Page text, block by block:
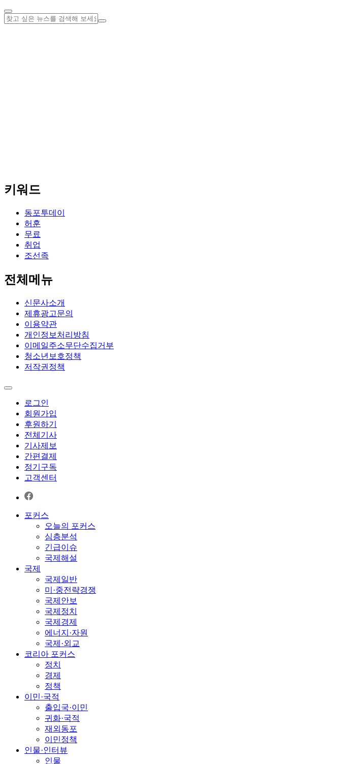
키워드
동포투데이
허훈
무료
취업
조선족
전체메뉴
신문사소개
제휴광고문의
이용약관
개인정보처리방침
이메일주소무단수집거부
청소년보호정책
저작권정책
로그인
회원가입
후원하기
전체기사
기사제보
간편결제
정기구독
고객센터
포커스
오늘의 포커스
심층분석
긴급이슈
국제해설
국제
국제일반
미·중전략경쟁
국제안보
국제정치
국제경제
에너지·자원
국제·외교
코리아 포커스
정치
경제
정책
이민·국적
출입국·이민
귀화·국적
재외동포
이민정책
인물·인터뷰
인물